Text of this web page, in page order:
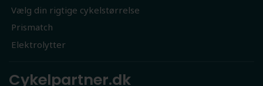
Vælg din rigtige cykelstørrelse
Prismatch
Elektrolytter
Cykelpartner.dk